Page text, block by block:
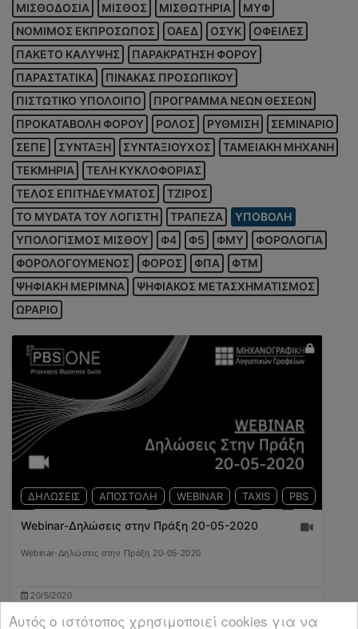
ΜΙΣΘΟΔΟΣΙΑ
ΜΙΣΘΟΣ ΜΙΣΘΩΤΗΡΙΑ
ΜΥΦ
ΝΟΜΙΜΟΣ ΕΚΠΡΟΣΩΠΟΣ
ΟΑΕΔ ΟΣΥΚ
ΟΦΕΙΛΕΣ
ΠΑΚΕΤΟ ΚΑΛΥΨΗΣ
ΠΑΡΑΚΡΑΤΗΣΗ ΦΟΡΟΥ
ΠΑΡΑΣΤΑΤΙΚΑ
ΠΙΝΑΚΑΣ ΠΡΟΣΩΠΙΚΟΥ
ΠΙΣΤΩΤΙΚΟ ΥΠΟΛΟΙΠΟ
ΠΡΟΓΡΑΜΜΑ ΝΕΩΝ ΘΕΣΕΩΝ
ΠΡΟΚΑΤΑΒΟΛΗ ΦΟΡΟΥ
ΡΟΛΟΣ ΡΥΘΜΙΣΗ
ΣΕΜΙΝΑΡΙΟ
ΣΕΠΕ
ΣΥΝΤΑΞΗ ΣΥΝΤΑΞΙΟΥΧΟΣ
ΤΑΜΕΙΑΚΗ ΜΗΧΑΝΗ
ΤΕΚΜΗΡΙΑ
ΤΕΛΗ ΚΥΚΛΟΦΟΡΙΑΣ
ΤΕΛΟΣ ΕΠΙΤΗΔΕΥΜΑΤΟΣ
ΤΖΙΡΟΣ
ΤΟ MYDATA ΤΟΥ ΛΟΓΙΣΤΗ
ΤΡΑΠΕΖΑ
ΥΠΟΒΟΛΗ
ΥΠΟΛΟΓΙΣΜΟΣ ΜΙΣΘΟΥ
Φ4 Φ5 ΦΜΥ
ΦΟΡΟΛΟΓΙΑ
ΦΟΡΟΛΟΓΟΥΜΕΝΟΣ
ΦΟΡΟΣ ΦΠΑ
ΦΤΜ
ΨΗΦΙΑΚΗ ΜΕΡΙΜΝΑ
ΨΗΦΙΑΚΟΣ ΜΕΤΑΣΧΗΜΑΤΙΣΜΟΣ
ΩΡΑΡΙΟ
PBS
TAXIS
WEBINAR
ΑΠΟΣΤΟΛΗ
ΔΗΛΩΣΕΙΣ
Ε3
ΥΠΟΒΟΛΗ
ΦΟΡΟΛΟΓΟΥΜΕΝΟΣ
Webinar-Δηλώσεις στην Πράξη 20-05-2020
Webinar-Δηλώσεις στην Πράξη 20-05-2020
20/5/2020
199
Αυτός ο ιστότοπος χρησιμοποιεί cookies για να